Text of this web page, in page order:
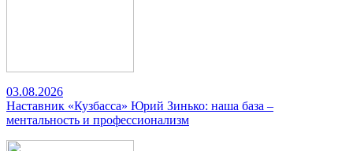
03.08.2026
Наставник «Кузбасса» Юрий Зинько: наша база –
ментальность и профессионализм